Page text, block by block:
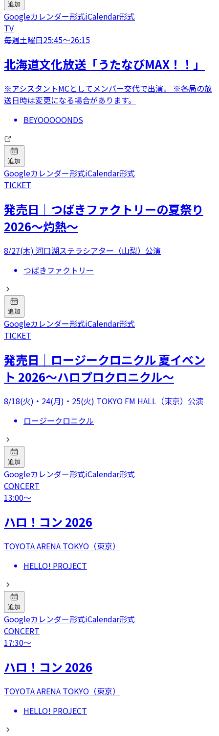
追加
Googleカレンダー形式iCalendar形式
TV
毎週土曜日25:45〜26:15
北海道文化放送「うたなびMAX！！」
※アシスタントMCとしてメンバー交代で出演。 ※各局の放
送日時は変更になる場合があります。
BEYOOOOONDS
追加
Googleカレンダー形式iCalendar形式
TICKET
発売日｜つばきファクトリーの夏祭り
2026～灼熱～
8/27(木) 河口湖ステラシアター（山梨）公演
つばきファクトリー
追加
Googleカレンダー形式iCalendar形式
TICKET
発売日｜ロージークロニクル 夏イベン
ト 2026～ハロプロクロニクル～
8/18(火)・24(月)・25(火) TOKYO FM HALL（東京）公演
ロージークロニクル
追加
Googleカレンダー形式iCalendar形式
CONCERT
13:00〜
ハロ！コン 2026
TOYOTA ARENA TOKYO（東京）
HELLO! PROJECT
追加
Googleカレンダー形式iCalendar形式
CONCERT
17:30〜
ハロ！コン 2026
TOYOTA ARENA TOKYO（東京）
HELLO! PROJECT